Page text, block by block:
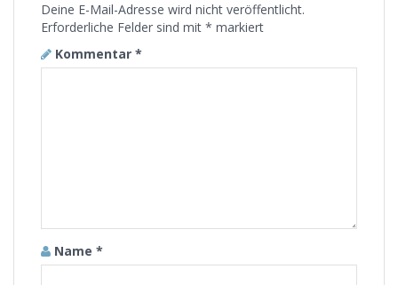
Deine E-Mail-Adresse wird nicht veröffentlicht.
Erforderliche Felder sind mit * markiert
Kommentar *
Name *